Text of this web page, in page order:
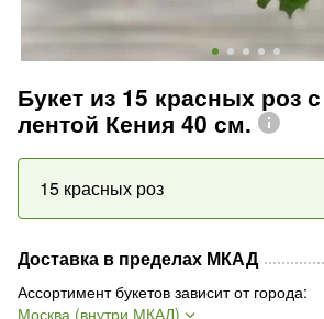
Букет из 15 красных роз с
лентой Кения 40 см.
15 красных роз
Доставка в пределах МКАД
Ассортимент букетов зависит от города:
Москва (внутри МКАД)